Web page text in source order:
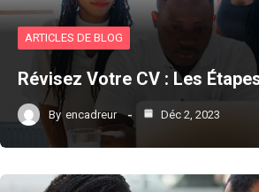
ARTICLES DE BLOG
Révisez Votre CV : Les
By encadreur Déc 2, 2023